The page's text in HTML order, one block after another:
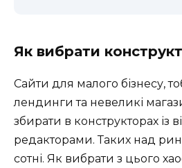
Як вибрати
Сайти для малого бізнесу,
лендинги та невеликі
збирати в конструкторах із
редакторами. Таких над
сотні. Як вибрати з цього